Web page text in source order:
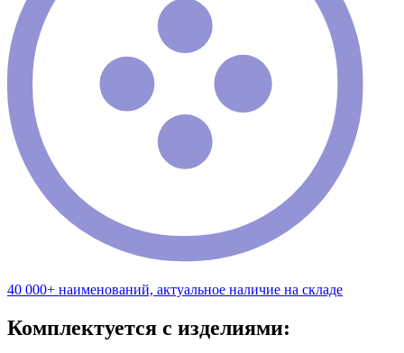
40 000+ наименований, актуальное наличие на складе
Комплектуется с изделиями: